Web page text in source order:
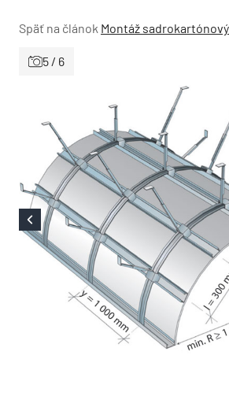
Späť na článok Montáž
5 / 6